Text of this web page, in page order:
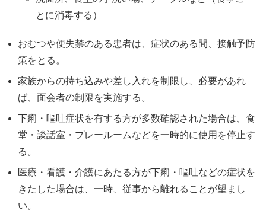
とに消毒する）
おむつや便失禁のある患者は、症状のある間、接触予防
策をとる。
家族からの持ち込みや差し入れを制限し、必要があれ
ば、面会者の制限を実施する。
下痢・嘔吐症状を有する方が多数確認された場合は、食
堂・談話室・プレールームなどを一時的に使用を停止す
る。
医療・看護・介護にあたる方が下痢・嘔吐などの症状を
きたした場合は、一時、従事から離れることが望まし
い。